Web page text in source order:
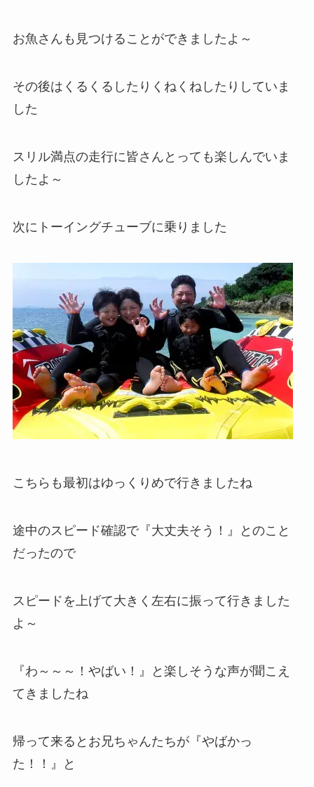
お魚さんも見つけることができましたよ～
その後はくるくるしたりくねくねしたりしていま
した
スリル満点の走行に皆さんとっても楽しんでいま
したよ～
次にトーイングチューブに乗りました
こちらも最初はゆっくりめで行きましたね
途中のスピード確認で『大丈夫そう！』とのこと
だったので
スピードを上げて大きく左右に振って行きました
よ～
『わ～～～！やばい！』と楽しそうな声が聞こえ
てきましたね
帰って来るとお兄ちゃんたちが『やばかっ
た！！』と